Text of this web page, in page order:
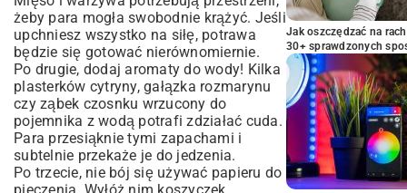
żeby para mogła swobodnie krążyć. Jeśli
upchniesz wszystko na siłę, potrawa
będzie się gotować nierównomiernie.
Po drugie, dodaj aromaty do wody! Kilka
plasterków cytryny, gałązka rozmarynu
czy ząbek czosnku wrzucony do
pojemnika z wodą potrafi zdziałać cuda.
Para przesiąknie tymi zapachami i
subtelnie przekaże je do jedzenia.
Po trzecie, nie bój się używać papieru do
Jak oszczędzać na
30+ sprawdzonych